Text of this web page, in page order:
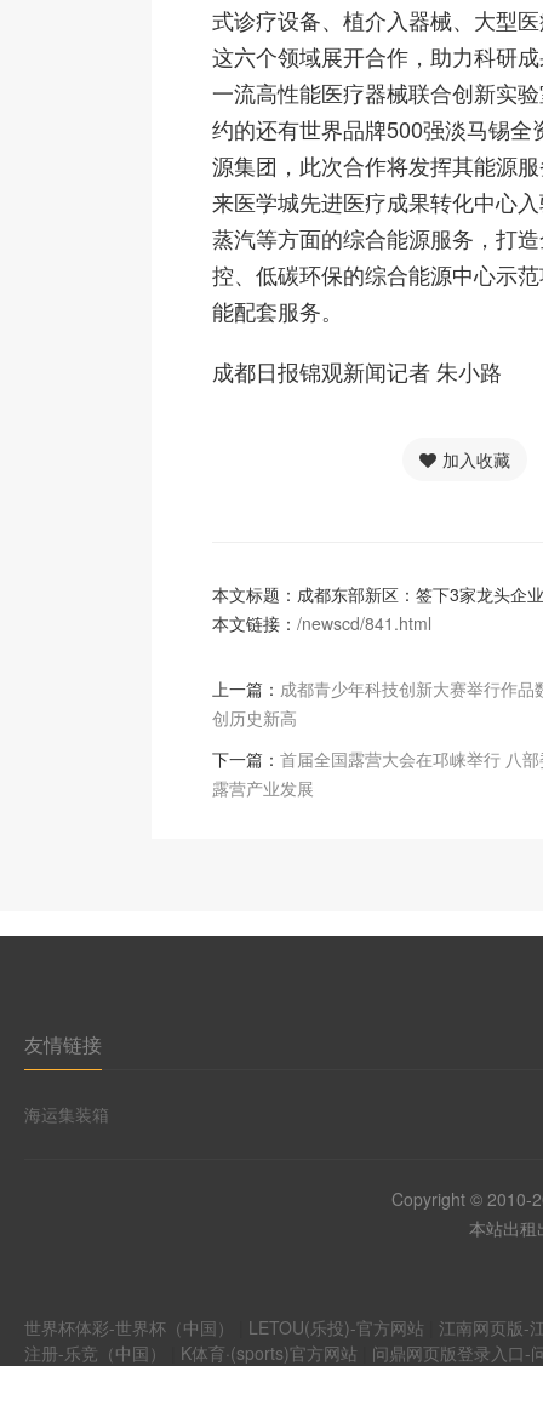
式诊疗设备、植介入器械、大型
这六个领域展开合作，助力科研
一流高性能医疗器械联合创新实
约的还有世界品牌500强淡马锡全
源集团，此次合作将发挥其能源
来医学城先进医疗成果转化中心
蒸汽等方面的综合能源服务，打
控、低碳环保的综合能源中心示
能配套服务。
成都日报锦观新闻记者 朱小路
加入收藏
本文标题：成都东部新区：签下3家龙头企业
本文链接： /newscd/841.html
上一篇： 成都青少年科技创新大赛举行作品
创历史新高
下一篇： 首届全国露营大会在邛崃举行 八
露营产业发展
友情链接
海运集装箱
Copyright © 2010-
本站出
世界杯体彩-世界杯（中国） LETOU(乐投)-官方网站
江南网页版-
注册-乐竞（中国）
K体育·(sports)官方网站 问鼎网页版登录入口-